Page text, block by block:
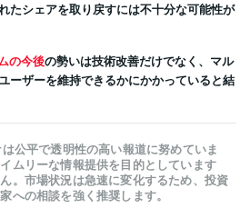
たシェアを取り戻すには不十分な可能性が
の今後の勢いは技術改善だけでなく、マル
ーザーを維持できるかにかかっていると結
公平で透明性の高い報道に努めていま
ムリーな情報提供を目的としています
。市場状況は急速に変化するため、投資
への相談を強く推奨します。